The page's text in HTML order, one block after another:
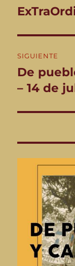
SIGUIENTE
Entrada
siguiente:
De
– 14 de